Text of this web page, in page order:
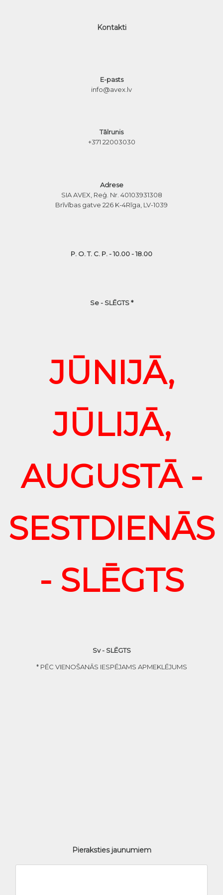
Kontakti
E-pasts
info@avex.lv
Tālrunis
+371 22003030
Adrese
SIA AVEX, Reģ. Nr. 40103931308
Brīvības gatve 226 K-4Rīga, LV-1039
P. O. T. C. P. - 10.00 - 18.00
Se - SLĒGTS *
JŪNIJĀ,
JŪLIJĀ,
AUGUSTĀ -
SESTDIENĀS
- SLĒGTS
Sv - SLĒGTS
* PĒC VIENOŠANĀS IESPĒJAMS APMEKLĒJUMS
Pieraksties jaunumiem